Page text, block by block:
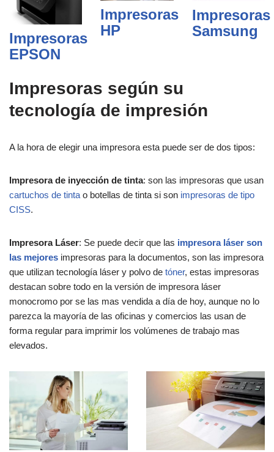
Impresoras
EPSON
Impresoras
HP
Impresoras
Samsung
Impresoras según su
tecnología de impresión
A la hora de elegir una impresora esta puede ser de dos tipos:
Impresora de inyección de tinta: son las impresoras que usan
cartuchos de tinta o botellas de tinta si son impresoras de tipo
CISS.
Impresora Láser: Se puede decir que las impresora láser son
las mejores impresoras para la documentos, son las impresora
que utilizan tecnología láser y polvo de tóner, estas impresoras
destacan sobre todo en la versión de impresora láser
monocromo por se las mas vendida a día de hoy, aunque no lo
parezca la mayoría de las oficinas y comercios las usan de
forma regular para imprimir los volúmenes de trabajo mas
elevados.